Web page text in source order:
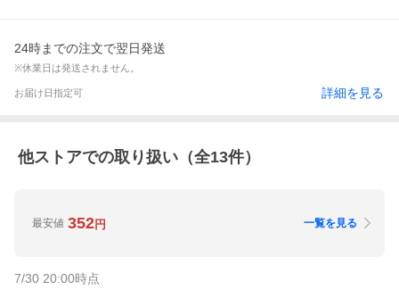
24時までの注文で翌日発送
※休業日は発送されません。
お届け日指定可 詳細を見る
他ストアでの取り扱い（全13件）
最安値 352円 一覧を見る
7/30 20:00時点